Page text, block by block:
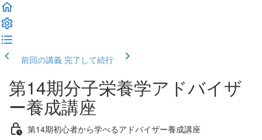
前回の講義 完了して続行
第14期分子栄養学アドバイザ
ー養成講座
第14期初心者から学べるアドバイザー養成講座